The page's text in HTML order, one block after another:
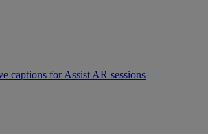
captions for Assist AR sessions